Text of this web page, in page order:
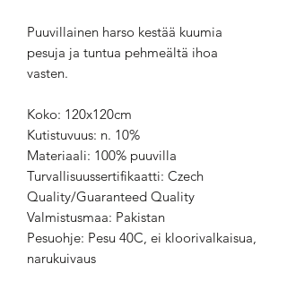
Puuvillainen harso kestää kuumia
pesuja ja tuntua pehmeältä ihoa
vasten.
Koko: 120x120cm
Kutistuvuus: n. 10%
Materiaali: 100% puuvilla
Turvallisuussertifikaatti: Czech
Quality/Guaranteed Quality
Valmistusmaa: Pakistan
Pesuohje: Pesu 40C, ei kloorivalkaisua,
narukuivaus